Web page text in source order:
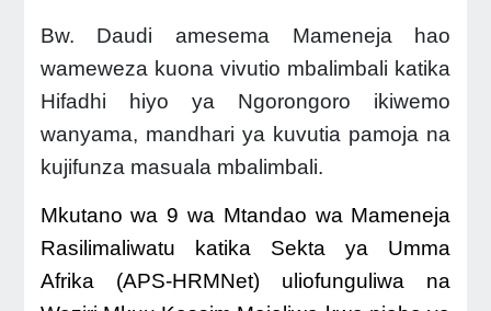
Bw. Daudi amesema Mameneja hao
wameweza kuona vivutio mbalimbali katika
Hifadhi hiyo ya Ngorongoro ikiwemo
wanyama, mandhari ya kuvutia pamoja na
kujifunza masuala mbalimbali.
Mkutano wa 9 wa Mtandao wa Mameneja
Rasilimaliwatu katika Sekta ya Umma
Afrika (APS-HRMNet) uliofunguliwa na